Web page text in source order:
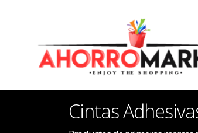
Cintas